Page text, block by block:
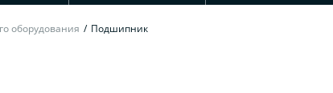
оборудования / Подшипник